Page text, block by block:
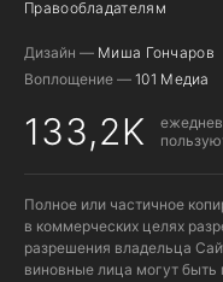
Правообладателям
Дизайн — Миша Гончаров
Воплощение — 101 Медиа
133,2K
Полное или частичное
в коммерческих целях
разрешения владельца
виновные лица могут быть